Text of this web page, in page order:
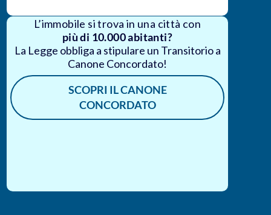
L’immobile si trova in una città con
più di 10.000abitanti?
La Legge obbliga a stipulare un Transitorio a
Canone Concordato!
SCOPRI IL CANONE
CONCORDATO